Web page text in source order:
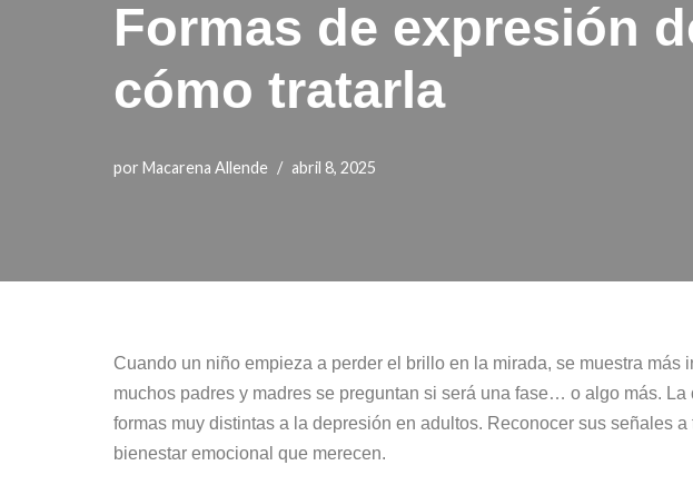
Formas de expresión
cómo tratarla
por Macarena Allende abril 8, 2025
Cuando un niño empieza a perder el brillo en la mirada, se muestra
muchos padres y madres se preguntan si será una fase… o algo más. La
formas muy distintas a la depresión en adultos. Reconocer sus señales
bienestar emocional que merecen.